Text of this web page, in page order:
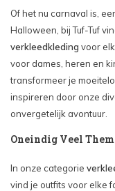
Of het nu carnaval is,
Halloween, bij Tuf-Tuf
verkleedkleding voor
voor dames, heren en
transformeer je
inspireren door onze
onvergetelijk avontuur.
Oneindig Veel
In onze categorie
vind je outfits voor elke